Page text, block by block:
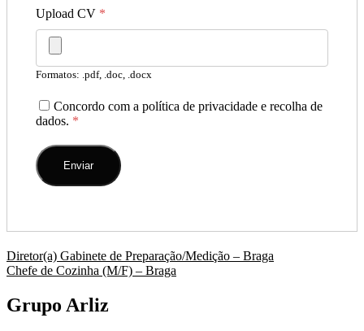
Upload CV *
Formatos: .pdf, .doc, .docx
Concordo com a política de privacidade e recolha de
dados. *
Navegação
de
artigos
Diretor(a) Gabinete de Preparação/Medição – Braga
Chefe de Cozinha (M/F) – Braga
Grupo Arliz